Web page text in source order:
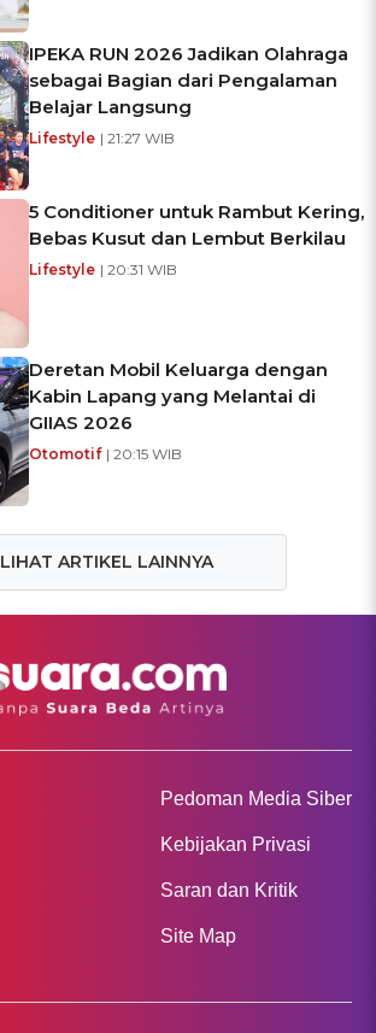
IPEKA RUN 2026 Jadikan Olahraga
sebagai Bagian dari Pengalaman
Belajar Langsung
Lifestyle | 21:27 WIB
5 Conditioner untuk Rambut Kering,
Bebas Kusut dan Lembut Berkilau
Lifestyle | 20:31 WIB
Deretan Mobil Keluarga dengan
Kabin Lapang yang Melantai di
GIIAS 2026
Otomotif | 20:15 WIB
LIHAT ARTIKEL LAINNYA
Pedoman Media Siber
Kebijakan Privasi
Saran dan Kritik
Site Map